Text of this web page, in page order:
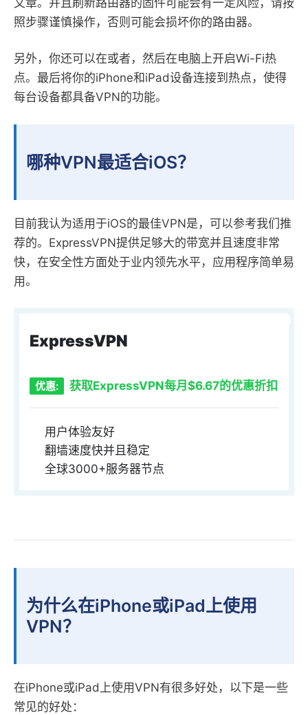
照步骤谨慎操作，否则可能会损坏你的路由器。
另外，你还可以在或者，然后在电脑上开启Wi-Fi热
点。最后将你的iPhone和iPad设备连接到热点，使得
每台设备都具备VPN的功能。
哪种VPN最适合iOS？
目前我认为适用于iOS的最佳VPN是，可以参考我们推
荐的。ExpressVPN提供足够大的带宽并且速度非常
快，在安全性方面处于业内领先水平，应用程序简单易
用。
ExpressVPN
优惠: 获取ExpressVPN每月$6.67的优惠折扣
用户体验友好
翻墙速度快并且稳定
全球3000+服务器节点
为什么在iPhone或iPad上使用
VPN？
在iPhone或iPad上使用VPN有很多好处，以下是一些
常见的好处：